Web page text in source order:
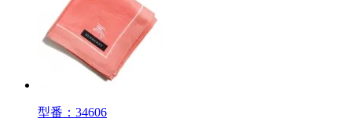
型番：34606